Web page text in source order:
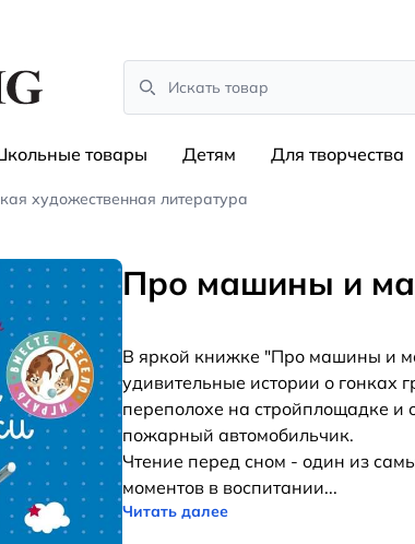
Search
товары Детям Для творчества
художественная литература
Про машины и
В яркой книжке "Про машины и
удивительные истории о гонках
переполохе на стройплощадке и
пожарный автомобильчик.
Чтение перед сном - один из
моментов в воспитании...
Читать далее